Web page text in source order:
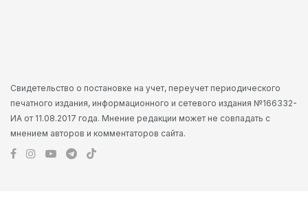
Свидетельство о постановке на учет, переучет периодического
печатного издания, информационного и сетевого издания №166332-
ИА от 11.08.2017 года. Мнение редакции может не совпадать с
мнением авторов и комментаторов сайта.